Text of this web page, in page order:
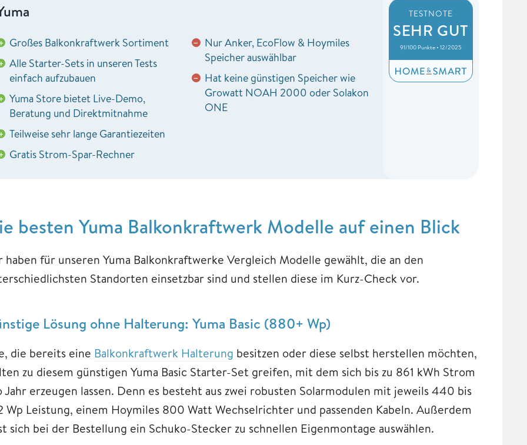
Großes Balkonkraftwerk Sortiment
Alle Starter-Sets in unseren Tests
einfach aufzubauen
Yuma Store bietet Live-Demo,
Beratung und Direktmitnahme
Teilweise sehr lange Garantiezeiten
Gratis Strom-Spar-Rechner
− Nur Anker, EcoFlow & Hoymiles
Speicher auswählbar
− Hat keine günstigen Speicher wie
Growatt NOAH 2000 oder Solakon
ONE
TESTNOTE
SEHR GUT
91/100 Punkte • 12/2025
besten Yuma Balkonkraftwerk Modelle auf einen Blick
haben für unseren Yuma Balkonkraftwerke Vergleich Modelle gewählt, die an den
Standorten einsetzbar sind und stellen diese im Kurz-Check vor.
Lösung ohne Halterung: Yuma Basic (880+ Wp)
die bereits eine Balkonkraftwerk Halterung besitzen oder diese selbst herstellen möchten,
zu diesem günstigen Yuma Basic Starter-Set greifen, mit dem sich bis zu 861 kWh Strom
Jahr erzeugen lassen. Denn es besteht aus zwei robusten Solarmodulen mit jeweils 440 bis
Wp Leistung, einem Hoymiles 800 Watt Wechselrichter und passenden Kabeln. Außerdem
sich bei der Bestellung ein Schuko-Stecker zu schnellen Eigenmontage auswählen.